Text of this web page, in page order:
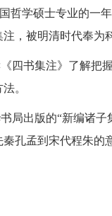
哲学硕士专业的一
，被明清时代奉为
四书集注》了解把
。
局出版的“新编诸
孔孟到宋代程朱